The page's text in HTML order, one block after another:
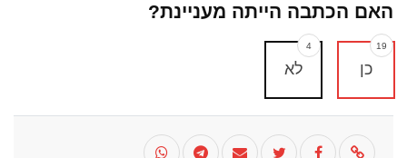
האם הכתבה הייתה מעניינת?
כן
19
לא
4